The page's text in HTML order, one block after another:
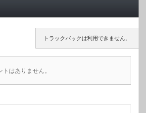
トラックバックは利用できません。
はありません。